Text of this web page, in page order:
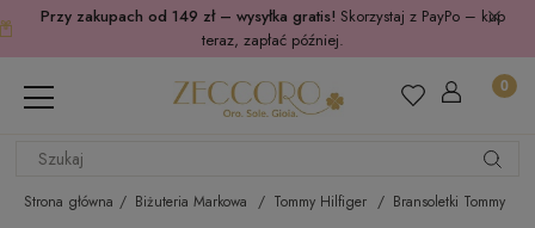
Przy zakupach od 149 zł – wysyłka gratis! Skorzystaj z PayPo – kup
teraz, zapłać później.
Strona główna Biżuteria Markowa Tommy Hilfiger
Bransoletki Tommy